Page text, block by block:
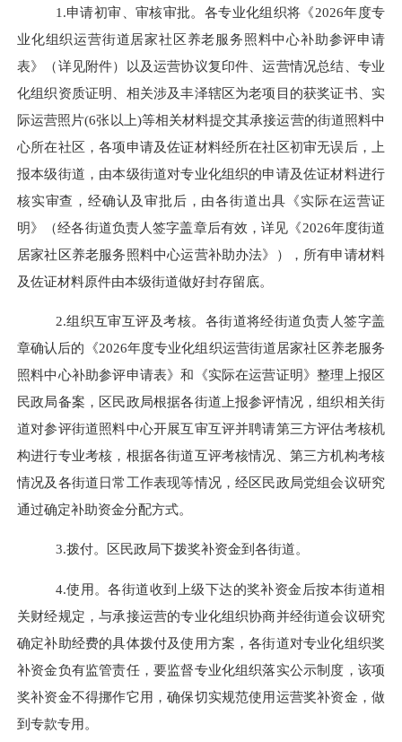
1.申请初审、审核审批。 各专业化组织将《2026年度专
业化组织运营街道居家社区养老服务照料中心补助参评申请
表》（详见附件）以及运营协议复印件、运营情况总结、专业
化组织资质证明、相关涉及丰泽辖区为老项目的获奖证书、实
际运营照片(6张以上)等相关材料提交其承接运营的街道照料中
心所在社区，各项申请及佐证材料经所在社区初审无误后，上
报本级街道，由本级街道对专业化组织的申请及佐证材料进行
核实审查，经确认及审批后，由各街道出具《实际在运营证
明》（经各街道负责人签字盖章后有效，详见《2026年度街道
居家社区养老服务照料中心运营补助办法》），所有申请材料
及佐证材料原件由本级街道做好封存留底。
2.组织互审互评及考核。 各街道将经街道负责人签字盖
章确认后的《2026年度专业化组织运营街道居家社区养老服务
照料中心补助参评申请表》和《实际在运营证明》整理上报区
民政局备案，区民政局根据各街道上报参评情况，组织相关街
道对参评街道照料中心开展互审互评并聘请第三方评估考核机
构进行专业考核，根据各街道互评考核情况、第三方机构考核
情况及 各街道日常工作表现等情况，经区民政局党组会议研究
通过确定补助资金分配方式。
3.拨付。 区民政局下拨奖补资金到各街道。
4.使用。各街道收到上级下达的奖补资金后按本街道相
关财经规定，与承接运营的专业化组织协商并经街道会议研究
确定补助经费的具体拨付及使用方案，各街道对专业化组织奖
补资金负有监管责任，要监督专业化组织落实公示制度，该项
奖补资金不得挪作它用，确保切实规范使用运营奖补资金，做
到专款专用。